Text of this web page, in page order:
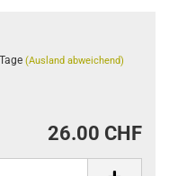
(Ausland abweichend)
26.00 CHF